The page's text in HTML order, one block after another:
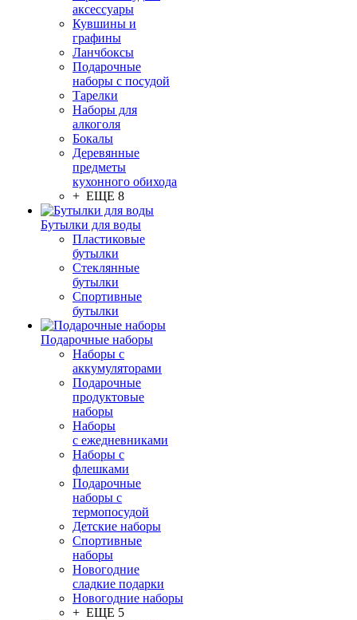
аксессуары
Кувшины и
графины
Ланчбоксы
Подарочные
наборы с посудой
Тарелки
Наборы для
алкоголя
Бокалы
Деревянные
предметы
кухонного обихода
+ ЕЩЕ 8
Бутылки для воды
Пластиковые
бутылки
Стеклянные
бутылки
Спортивные
бутылки
Подарочные наборы
Наборы с
аккумуляторами
Подарочные
продуктовые
наборы
Наборы
с ежедневниками
Наборы с
флешками
Подарочные
наборы с
термопосудой
Детские наборы
Спортивные
наборы
Новогодние
сладкие подарки
Новогодние наборы
+ ЕЩЕ 5